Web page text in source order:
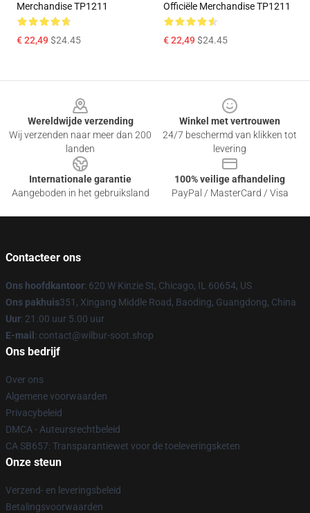
Merchandise TP1211
€ 22,49$24.45
Officiële Merchandise TP1211
€ 22,49$24.45
Wereldwijde verzending
Wij verzenden naar meer dan 200
landen
Winkel met vertrouwen
24/7 beschermd van klikken tot
levering
Internationale garantie
Aangeboden in het gebruiksland
100% veilige afhandeling
PayPal / MasterCard / Visa
Contacteer ons
Ons hoofdkantoor: 620 W Kinzie St, Chicago, IL 60654, US
Ons pakhuis351, Xingang Middle Road, Baoding, Guangdong, China
Uur: 21.00 uur 5.00 uur
E-mail : contact@wilbur-soot.shop
Ons bedrijf
Over ons
Algemene voorwaarden
Privacybeleid
DMCA - Auteursrechtbeleid
CA SB657: Transparantiewet voor de toeleveringsketen
Onze steun
Verzend- en leveringsbeleid
Betalingsvoorwaarden